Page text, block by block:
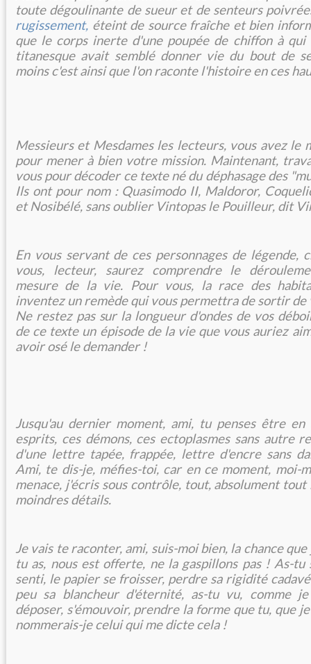
toute dégoulinante de sueur et de senteurs
rugissement, éteint de source fraîche et bien
que le corps inerte d'une poupée de chiffon à
titanesque avait semblé donner vie du bout de
moins c'est ainsi que l'on raconte l'histoire en ces
Messieurs et Mesdames les lecteurs, vous avez le
pour mener à bien votre mission. Maintenant,
vous pour décoder ce texte né du déphasage des
Ils ont pour nom : Quasimodo II, Maldoror,
et Nosibélé, sans oublier Vintopas le Pouilleur, dit
En vous servant de ces personnages de légende,
vous, lecteur, saurez comprendre le
mesure de la vie. Pour vous, la race des
inventez un remède qui vous permettra de sortir de
Ne restez pas sur la longueur d'ondes de vos
de ce texte un épisode de la vie que vous auriez
avoir osé le demander !
Jusqu'au dernier moment, ami, tu penses être
esprits, ces démons, ces ectoplasmes sans autre
d'une lettre tapée, frappée, lettre d'encre sans
Ami, te dis-je, méfies-toi, car en ce moment, moi-
menace, j'écris sous contrôle, tout, absolument tout
moindres détails.
Je vais te raconter, ami, suis-moi bien, la chance
tu as, nous est offerte, ne la gaspillons pas ! As-tu
senti, le papier se froisser, perdre sa rigidité
peu sa blancheur d'éternité, as-tu vu, comme
déposer, s'émouvoir, prendre la forme que tu, que
nommerais-je celui qui me dicte cela !